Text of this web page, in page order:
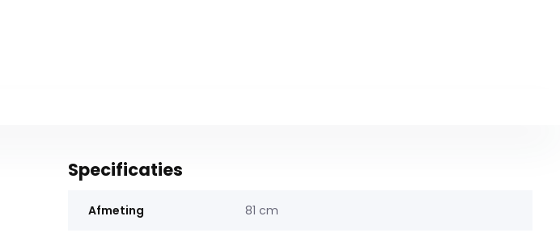
Specificaties
Afmeting 81 cm